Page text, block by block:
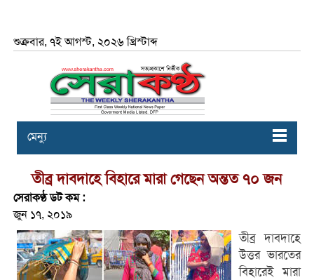
শুক্রবার, ৭ই আগস্ট, ২০২৬ খ্রিস্টাব্দ
মেন্যু
তীব্র দাবদাহে বিহারে মারা গেছেন অন্তত ৭০ জন
সেরাকণ্ঠ ডট কম :
জুন ১৭, ২০১৯
তীব্র দাবদাহে
উত্তর ভারতের
বিহারেই মারা